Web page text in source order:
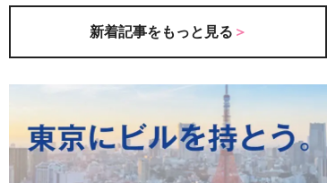
新着記事をもっと見る